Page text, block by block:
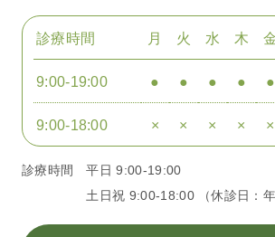
診療時間 月 火 水 木
9:00-19:00 ● ● ● ● ●
9:00-18:00 × × × × ×
診療時間
平日 9:00-19:00
土日祝 9:00-18:00 （休診日：年